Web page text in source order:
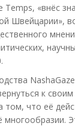
«внёс
Швейцарии»,
к
том, что её
многообразии.